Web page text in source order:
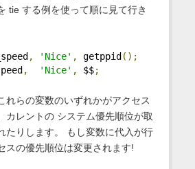
tie する例を使って順に見て行き
, 'Nice' , getppid ();
, 'Nice' , $$;
れらの変数のいずれかがアクセス
カレントの システム優先順位が取
たりします。 もし変数に代入が行
スの優先順位は変更されます!